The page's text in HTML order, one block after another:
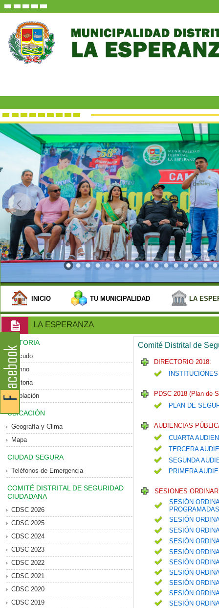
INICIO TU MUNICIPALIDAD LA
LA ESPERANZA
HISTORIA
Escudo
Himno
Historia
Población
UBICACIÓN
Geografía y Clima
Mapa
CIUDAD SEGURA
Teléfonos de Emergencia
COMITÉ DISTRITAL DE SEGURIDAD
CIUDADANA
CDSC 2026
CDSC 2025
CDSC 2024
CDSC 2023
CDSC 2022
CDSC 2021
CDSC 2020
CDSC 2019
Comité Distrital de
DIRECTORIO 2018:
PDSC 2018 (Plan de
PLAN DE
AUDIENCIAS
CUARTA
TERCERA
SEGUNDA
PRIMERA
SESIONES
SESIÓN
SESIÓN
SESIÓN
SESIÓN
SESIÓN
SESIÓN
SESIÓN
SESIÓN
SESIÓN
SESIÓN